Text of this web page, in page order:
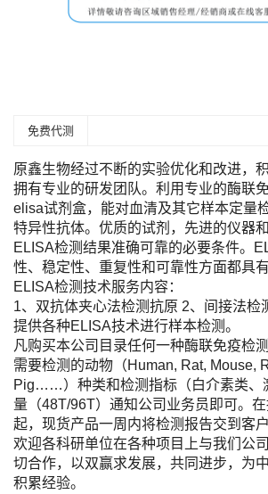
免费代测
原鑫生物经过不断的实验优化和改进，
拥有专业的研发团队。利用专业的酶联
elisa试剂盒，能对血清及其它样本定量
特异性抗体。优质的试剂，先进的仪器
ELISA检测结果准确可靠的必要条件。
性、稳定性、重复性和可靠性方面都具
ELISA检测技术服务内容：
1、双抗体夹心法检测抗原 2、间接法检
提供各种ELISA技术进行样本检测。
凡购买本公司目录任何一种酶联免疫检
需要检测的动物（Human, Rat, Mouse,
Pig……）种类和检测指标（白介素类、
量（48T/96T）通知公司业务员即可。
起，现货产品一周内将检测报告交到客户
欢迎各科研单位在各种项目上与我们公
切合作，以双赢求发展，共同进步，为
积累经验。